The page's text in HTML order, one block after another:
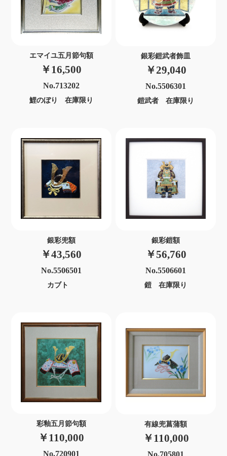
エマイユ五月節句額
￥16,500
No.713202
鯉のぼり 在庫限り
銀彩鎧武者飾皿
￥29,040
No.5506301
鎧武者 在庫限り
銀彩兜額
￥43,560
No.5506501
カブト
銀彩鎧額
￥56,760
No.5506601
鎧 在庫限り
彩釉五月節句額
￥110,000
No.720901
有線兜菖蒲額
￥110,000
No.705801